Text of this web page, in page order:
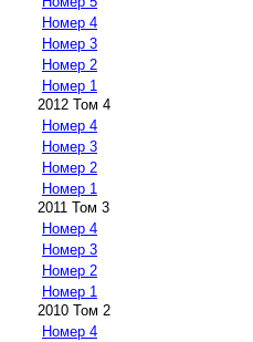
Номер 4
Номер 3
Номер 2
Номер 1
2012 Том 4
Номер 4
Номер 3
Номер 2
Номер 1
2011 Том 3
Номер 4
Номер 3
Номер 2
Номер 1
2010 Том 2
Номер 4